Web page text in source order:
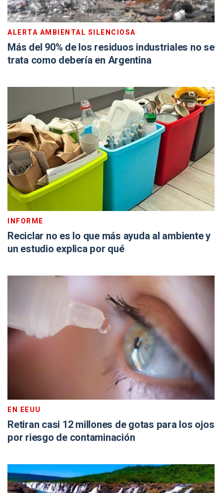
ALERTA AMBIENTAL SILENCIOSA
Más del 90% de los residuos industriales no se
trata como debería en Argentina
INFORME
Reciclar no es lo que más ayuda al ambiente y
un estudio explica por qué
EN EEUU
Retiran casi 12 millones de gotas para los ojos
por riesgo de contaminación